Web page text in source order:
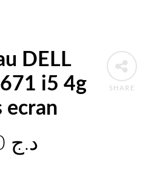
SHARE
DELL
i5 4g
ecran
د.ج